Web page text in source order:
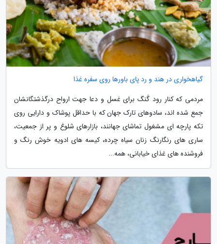
گیاهخواری در هند و رد پای باورها روی سفره غذا
مردمی که کنار رود گَنگ برای غسل و دعا جهت ارواح درگذشتگانشان
جمع شده اند، سادوهای تارک جهان که با حداقل پوشاک و دارایی روی
تکه پارچه ­ای مشغول تماشای جهانند، بازارهای شلوغ و پر از جمعیت،
ساری­ های رنگارنگ زنان سیاه چرده، کیسه ­های ادویه خوش رنگ و
فروشنده ­های غذای خیابانی، همه...